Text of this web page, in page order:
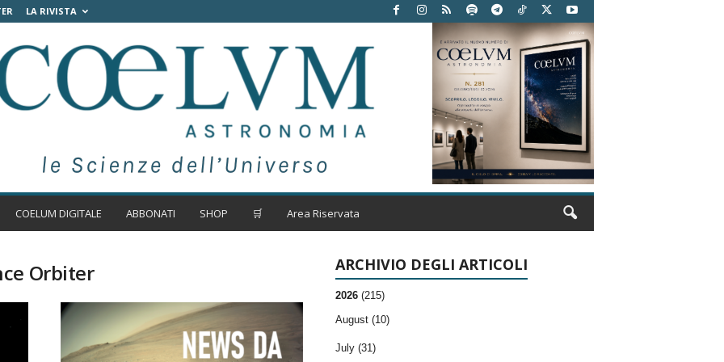
LA RIVISTA
COELUM DIGITALE ABBONATI SHOP 🛒 Area Riservata
Orbiter ARCHIVIO DEGLI ARTICOLI
2026 (215)
August (10)
July (31)